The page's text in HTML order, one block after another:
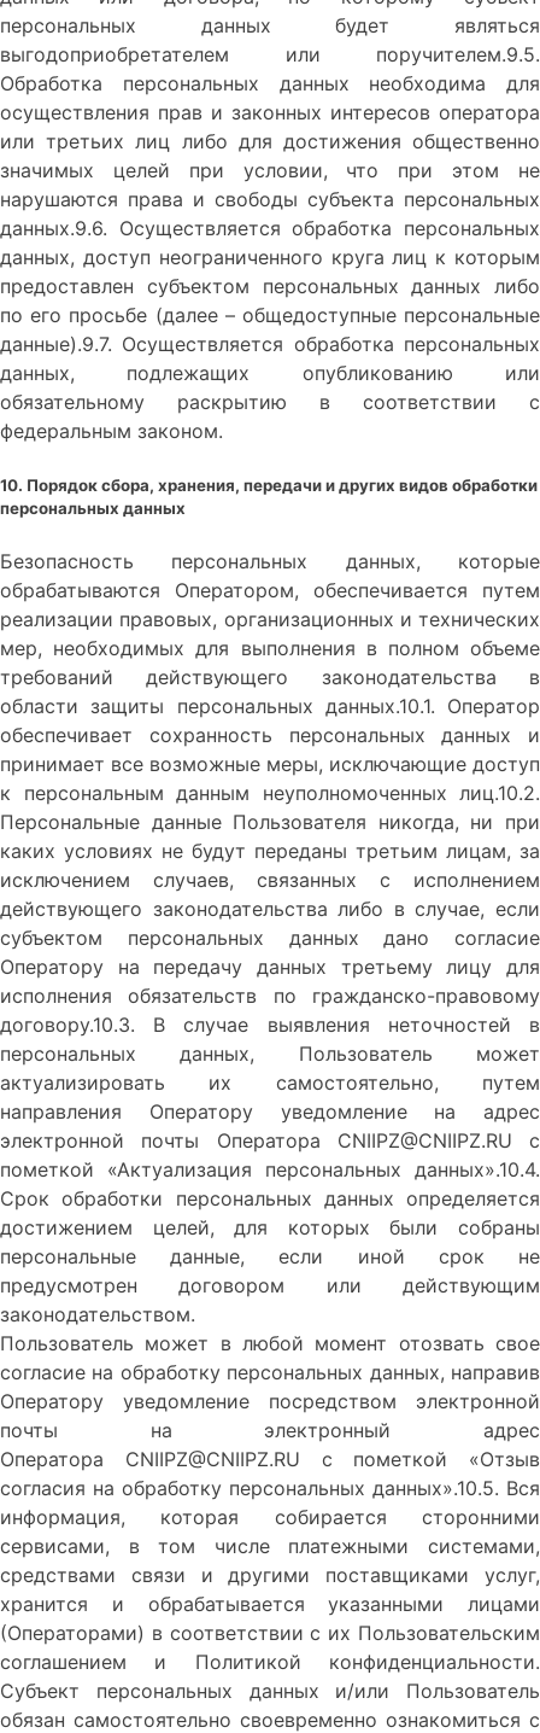
персональных данных будет являться
выгодоприобретателем или поручителем.9.5.
Обработка персональных данных необходима для
осуществления прав и законных интересов оператора
или третьих лиц либо для достижения общественно
значимых целей при условии, что при этом не
нарушаются права и свободы субъекта персональных
данных.9.6. Осуществляется обработка персональных
данных, доступ неограниченного круга лиц к которым
предоставлен субъектом персональных данных либо
по его просьбе (далее – общедоступные персональные
данные).9.7. Осуществляется обработка персональных
данных, подлежащих опубликованию или
обязательному раскрытию в соответствии с
федеральным законом.
10. Порядок сбора, хранения, передачи и других видов обработки
персональных данных
Безопасность персональных данных, которые
обрабатываются Оператором, обеспечивается путем
реализации правовых, организационных и технических
мер, необходимых для выполнения в полном объеме
требований действующего законодательства в
области защиты персональных данных.10.1. Оператор
обеспечивает сохранность персональных данных и
принимает все возможные меры, исключающие доступ
к персональным данным неуполномоченных лиц.10.2.
Персональные данные Пользователя никогда, ни при
каких условиях не будут переданы третьим лицам, за
исключением случаев, связанных с исполнением
действующего законодательства либо в случае, если
субъектом персональных данных дано согласие
Оператору на передачу данных третьему лицу для
исполнения обязательств по гражданско-правовому
договору.10.3. В случае выявления неточностей в
персональных данных, Пользователь может
актуализировать их самостоятельно, путем
направления Оператору уведомление на адрес
электронной почты Оператора CNIIPZ@CNIIPZ.RU с
пометкой «Актуализация персональных данных».10.4.
Срок обработки персональных данных определяется
достижением целей, для которых были собраны
персональные данные, если иной срок не
предусмотрен договором или действующим
законодательством.
Пользователь может в любой момент отозвать свое
согласие на обработку персональных данных, направив
Оператору уведомление посредством электронной
почты на электронный адрес
Оператора CNIIPZ@CNIIPZ.RU с пометкой «Отзыв
согласия на обработку персональных данных».10.5. Вся
информация, которая собирается сторонними
сервисами, в том числе платежными системами,
средствами связи и другими поставщиками услуг,
хранится и обрабатывается указанными лицами
(Операторами) в соответствии с их Пользовательским
соглашением и Политикой конфиденциальности.
Субъект персональных данных и/или Пользователь
обязан самостоятельно своевременно ознакомиться с